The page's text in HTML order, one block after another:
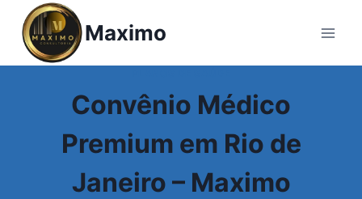
Maximo
Convênio Médico
Premium em Rio de
Janeiro – Maximo